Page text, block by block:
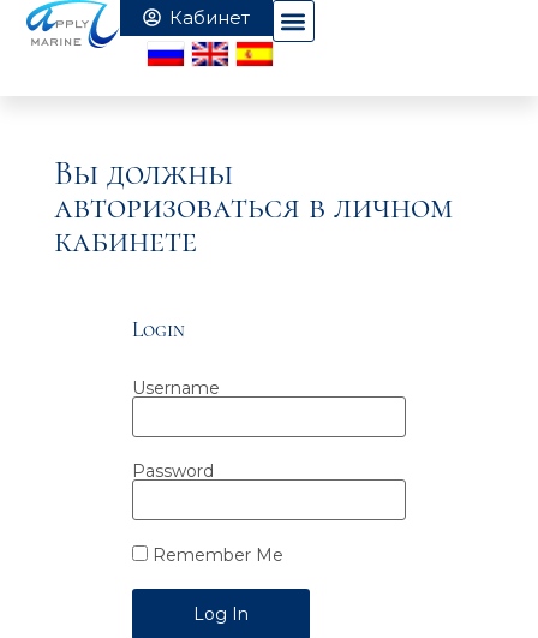
Вы должны
авторизоваться в личном
кабинете
Login
Username
Password
Remember Me